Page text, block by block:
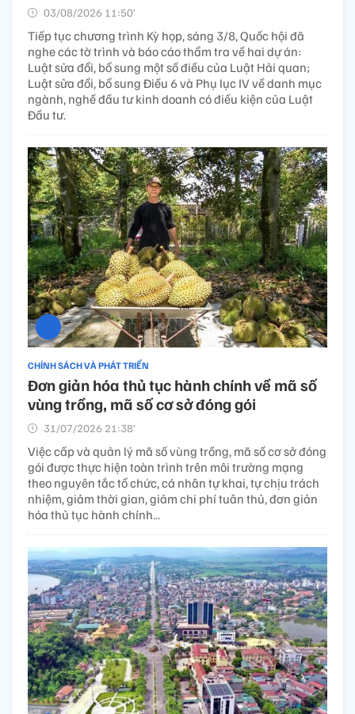
03/08/2026 11:50’
Tiếp tục chương trình Kỳ họp, sáng 3/8, Quốc hội đã
nghe các tờ trình và báo cáo thẩm tra về hai dự án:
Luật sửa đổi, bổ sung một số điều của Luật Hải quan;
Luật sửa đổi, bổ sung Điều 6 và Phụ lục IV về danh mục
ngành, nghề đầu tư kinh doanh có điều kiện của Luật
Đầu tư.
CHÍNH SÁCH VÀ PHÁT TRIỂN
Đơn giản hóa thủ tục hành chính về mã số
vùng trồng, mã số cơ sở đóng gói
31/07/2026 21:38’
Việc cấp và quản lý mã số vùng trồng, mã số cơ sở đóng
gói được thực hiện toàn trình trên môi trường mạng
theo nguyên tắc tổ chức, cá nhân tự khai, tự chịu trách
nhiệm, giảm thời gian, giảm chi phí tuân thủ, đơn giản
hóa thủ tục hành chính...